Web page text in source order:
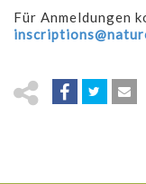
Für Anmeldungen